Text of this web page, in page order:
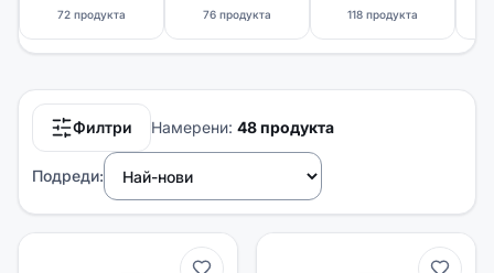
72 продукта 76 продукта 118 продукта
Филтри Намерени: 48 продукта
Подреди: